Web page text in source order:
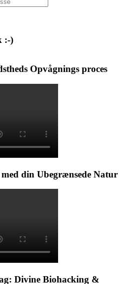
:-)
Opvågnings proces
din Ubegrænsede Natur
Divine Biohacking &